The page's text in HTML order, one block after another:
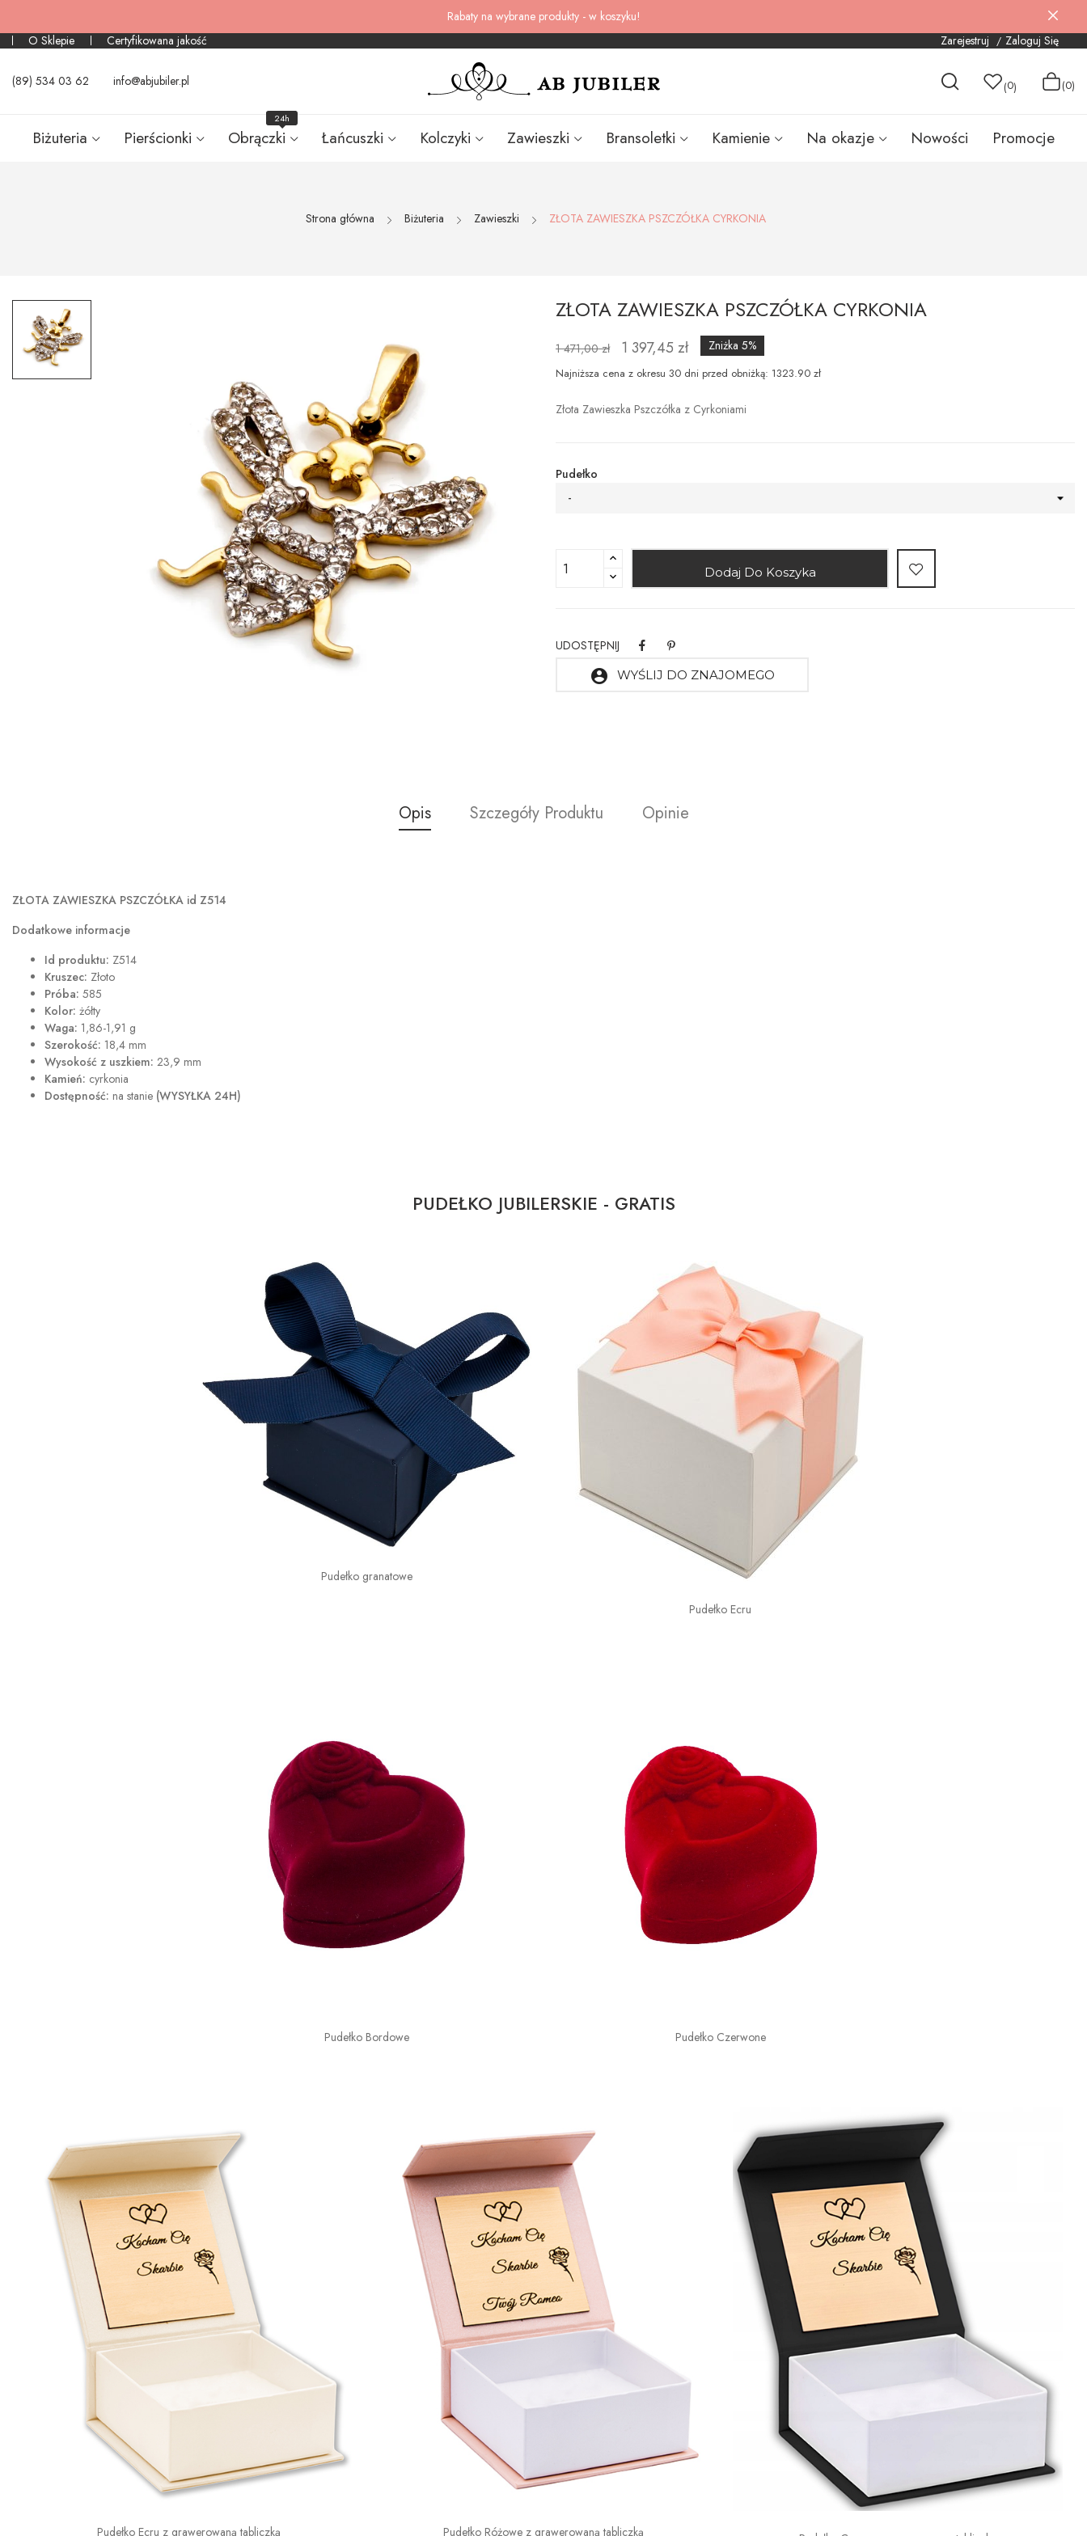
Rabaty na wybrane produkty - w koszyku!
O Sklepie
Certyfikowana jakość Zarejestruj Zaloguj Się
(89) 534 03 62 info@abjubiler.pl (0) (0)
Biżuteria Pierścionki Obrączki
24h
Łańcuszki Kolczyki Zawieszki Bransoletki Kamienie Na okazje Nowości Promocje
Strona główna Biżuteria Zawieszki ZŁOTA ZAWIESZKA PSZCZÓŁKA CYRKONIA
ZŁOTA ZAWIESZKA PSZCZÓŁKA CYRKONIA
1 471,00 zł 1 397,45 zł Zniżka 5%
Najniższa cena z okresu 30 dni przed obniżką: 1323.90 zł
Złota Zawieszka Pszczółka z Cyrkoniami
Pudełko
-
Dodaj Do Koszyka
UDOSTĘPNIJ
account_circle WYŚLIJ DO ZNAJOMEGO
Opis Szczegóły Produktu Opinie
ZŁOTA ZAWIESZKA PSZCZÓŁKA id Z514
Dodatkowe informacje
Id produktu: Z514
Kruszec: Złoto
Próba: 585
Kolor: żółty
Waga: 1,86-1,91 g
Szerokość: 18,4 mm
Wysokość z uszkiem: 23,9 mm
Kamień: cyrkonia
Dostępność: na stanie (WYSYŁKA 24H)
PUDEŁKO JUBILERSKIE - GRATIS
Pudełko granatowe
Pudełko Ecru
Pudełko Bordowe Pudełko Czerwone
Pudełko Ecru z grawerowaną tabliczką Pudełko Różowe z grawerowaną tabliczką